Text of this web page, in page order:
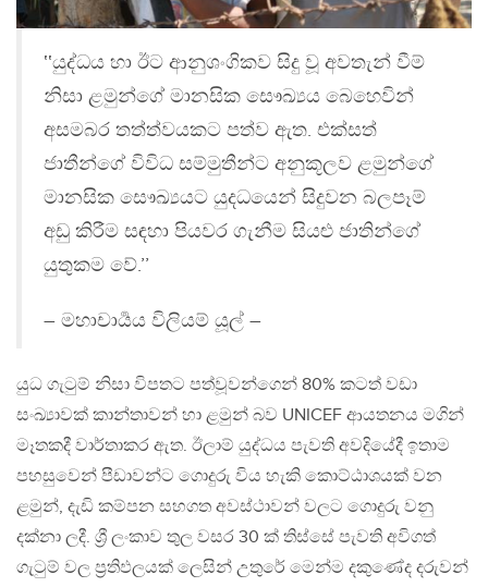
‛‛යුද්ධය හා ඊට ආනුශංගිකව සිදු වූ අවතැන් වීම්
නිසා ළමුන්ගේ මානසික සෞඛ්‍යය බෙහෙවින්
අසමබර තත්ත්වයකට පත්ව ඇත. එක්සත්
ජාතීන්ගේ විවිධ සම්මුතීන්ට අනුකූලව ළමුන්ගේ
මානසික සෞඛ්‍යයට යුදධයෙන් සිදුවන බලපෑම්
අඩු කිරීම සඳහා පියවර ගැනීම සියළු ජාතින්ගේ
යුතුකම වේ.’’
– මහාචාර්‍යය විලියම් යූල් –
යුධ ගැටුම් නිසා විපතට පත්වූවන්ගෙන් 80% කටත් වඩා
සංඛ්‍යාවක් කාන්තාවන් හා ළමුන් බව UNICEF ආයතනය මගින්
මෑතකදී වාර්තාකර ඇත. ඊලාම් යුද්ධය පැවති අවදියේදී ඉතාම
පහසුවෙන් පීඩාවන්ට ගොදුරු විය හැකි කොට්ඨාශයක් වන
ළමුන්, දැඩි කම්පන සහගත අවස්ථාවන් වලට ගොදුරු වනු
දක්නා ලදී. ශ්‍රී ලංකාව තුල වසර 30 ක් තිස්සේ පැවති අවිගත්
ගැටුම් වල ප්‍රතිඵලයක් ලෙසින් උතුරේ මෙන්ම දකුණේද දරුවන්